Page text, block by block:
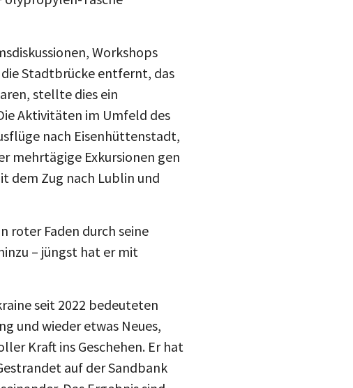
Stadtbrücke entfernt, das
stellte dies ein
Aktivitäten im Umfeld des
nach Eisenhüttenstadt,
mehrtägige Exkursionen gen
dem Zug nach Lublin und
roter Faden durch seine
– jüngst hat er mit
seit 2022 bedeuteten
und wieder etwas Neues,
Kraft ins Geschehen. Er hat
auf der Sandbank
Das Ergebnis sind